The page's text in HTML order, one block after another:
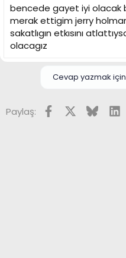
bencede gayet iyi olacak
merak ettigim jerry
sakatlıgın etkısını
olacagız
Cevap yazmak
Paylaş: FacebookX (Twitter)
Bluesky